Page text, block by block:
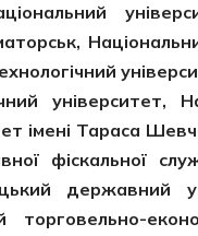
університет,
імені Тараса
фіскальної
державний
торговельно-